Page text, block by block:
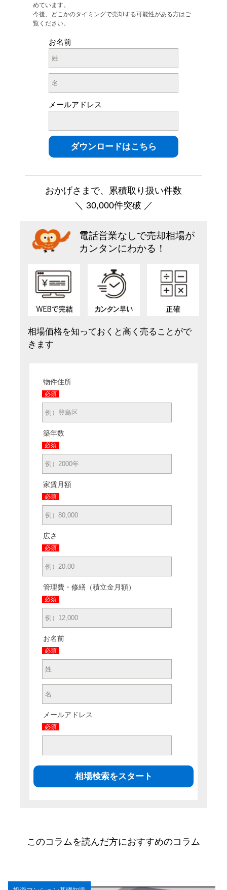
めています。
今後、どこかのタイミングで売却する可能性がある方はご
覧ください。
お名前
メールアドレス
おかげさまで、累積取り扱い件数
＼ 30,000件突破 ／
電話営業なしで売却相場が
カンタンにわかる！
相場価格を知っておくと高く売ることがで
きます
物件住所
必須
築年数
必須
家賃月額
必須
広さ
必須
管理費・修繕（積立金月額）
必須
お名前
必須
メールアドレス
必須
このコラムを読んだ方におすすめのコラム